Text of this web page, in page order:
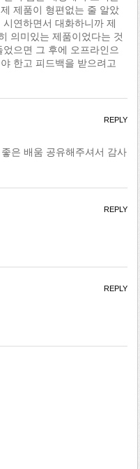
제품이 형편없는 줄 알았
연하면서 대화하니까 제
의미있는 제품이었다는 것
으면 그 후에 오프라인으
한고 피드백을 받으려고
은 배움 공유해주셔서 감사
REPLY
REPLY
REPLY